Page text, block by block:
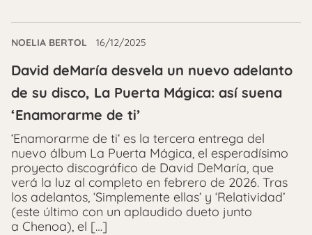
NOELIA BERTOL 16/12/2025
David deMaría desvela un nuevo adelanto
de su disco, La Puerta Mágica: así suena
‘Enamorarme de ti’
‘Enamorarme de ti‘ es la tercera entrega del
nuevo álbum La Puerta Mágica, el esperadísimo
proyecto discográfico de David DeMaría, que
verá la luz al completo en febrero de 2026. Tras
los adelantos, ‘Simplemente ellas’ y ‘Relatividad’
(este último con un aplaudido dueto junto
a Chenoa), el […]